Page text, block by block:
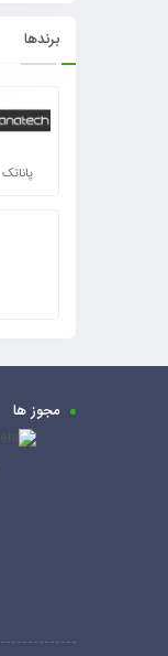
برندها
پاناتک
مجوز ها